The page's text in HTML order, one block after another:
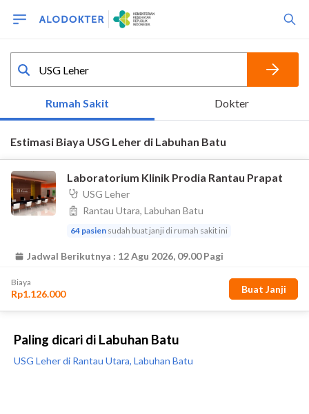
Paling dicari di Labuhan Batu
USG Leher di Rantau Utara, Labuhan Batu